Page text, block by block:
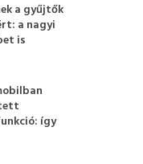
a gyűjtők
a nagyi
is
így